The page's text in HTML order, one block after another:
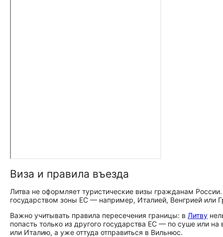
Виза и правила въезда
Литва не оформляет туристические визы гражданам
государством зоны ЕС — например, Италией, Венгрией или
Важно учитывать правила пересечения границы: в Литву
попасть только из другого государства ЕС — по суше или
или Италию, а уже оттуда отправиться в Вильнюс.